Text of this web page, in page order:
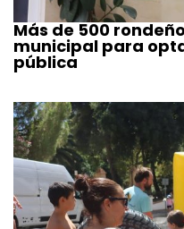
Más de 500
municipal para
pública